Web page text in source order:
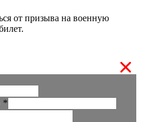
от призыва на военную
*